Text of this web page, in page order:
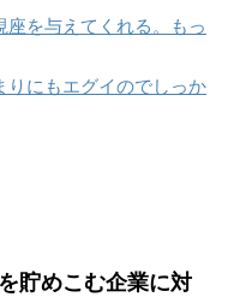
を与えてくれる。もっ
りにもエグイのでしっか
貯めこむ企業に対